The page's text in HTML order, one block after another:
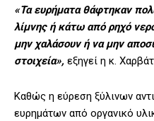
«Τα ευρήματα θάφτηκαν
λίμνης ή κάτω από ρηχό
μην χαλάσουν ή να μην
στοιχεία», εξηγεί η κ.
Καθώς η εύρεση ξύλινων
ευρημάτων από οργανικό